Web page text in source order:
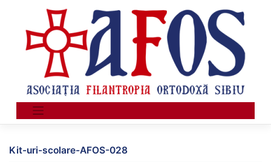
content
Kit-uri-scolare-AFOS-028